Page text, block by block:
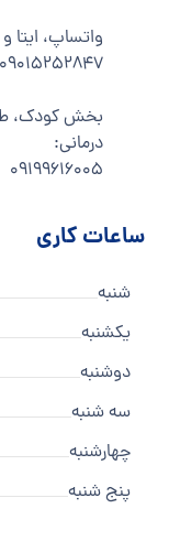
واتساپ، ایتا و
۰۹۰۱۵۲۵۲۸۴۷
بخش کودک،
درمانی:
۰۹۱۹۹۶۱۶۰۰۵
ساعات کاری
شنبه
یکشنبه
دوشنبه
سه شنبه
چهارشنبه
پنج شنبه